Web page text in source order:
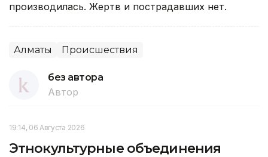
производилась. Жертв и пострадавших нет.
Алматы Происшествия
без автора
Автор
19:14, 06 Августа 2026
Этнокультурные объединения